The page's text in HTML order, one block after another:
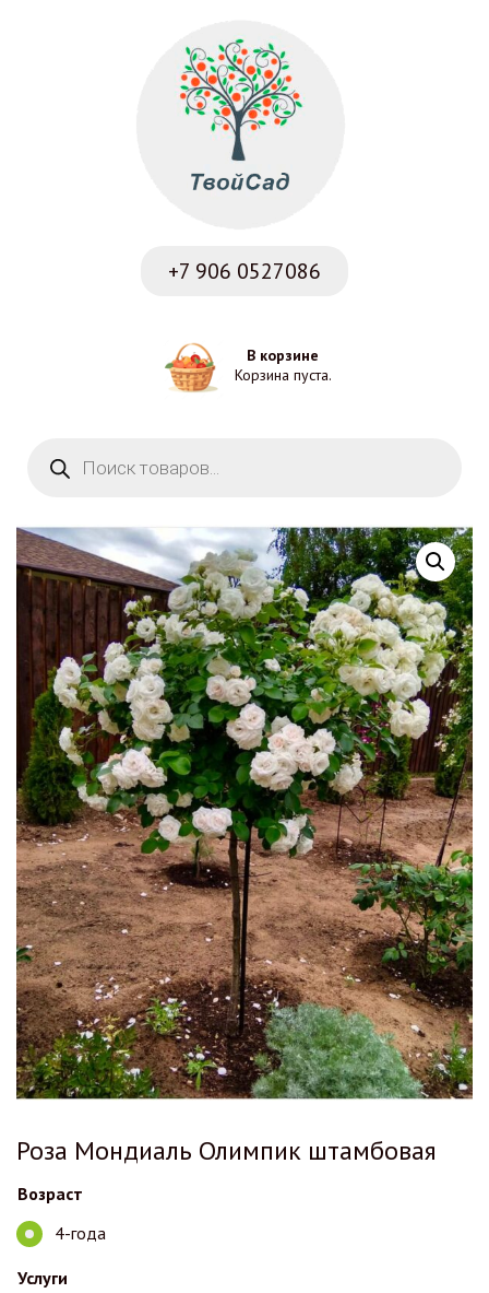
+7 906 0527086
В корзине
Корзина пуста.
Роза Мондиаль Олимпик штамбовая
Возраст
4-года
Услуги